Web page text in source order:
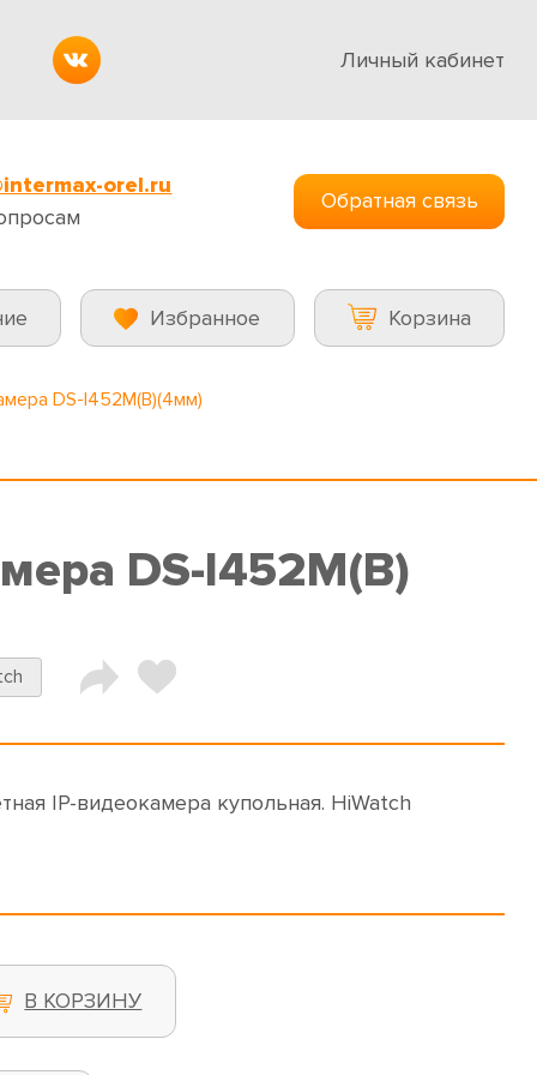
Личный кабинет
orel.ru
Обратная связь
Избранное Корзина
DS-I452M(B)(4мм)
DS-I452M(B)
IP-видеокамера купольная. HiWatch
В КОРЗИНУ